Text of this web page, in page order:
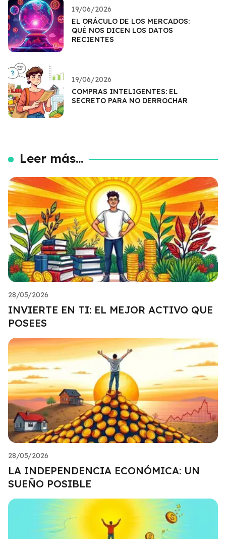
19/06/2026
EL ORÁCULO DE LOS MERCADOS:
QUÉ NOS DICEN LOS DATOS
RECIENTES
19/06/2026
COMPRAS INTELIGENTES: EL
SECRETO PARA NO DERROCHAR
Leer más...
28/05/2026
INVIERTE EN TI: EL MEJOR ACTIVO QUE
POSEES
28/05/2026
LA INDEPENDENCIA ECONÓMICA: UN
SUEÑO POSIBLE